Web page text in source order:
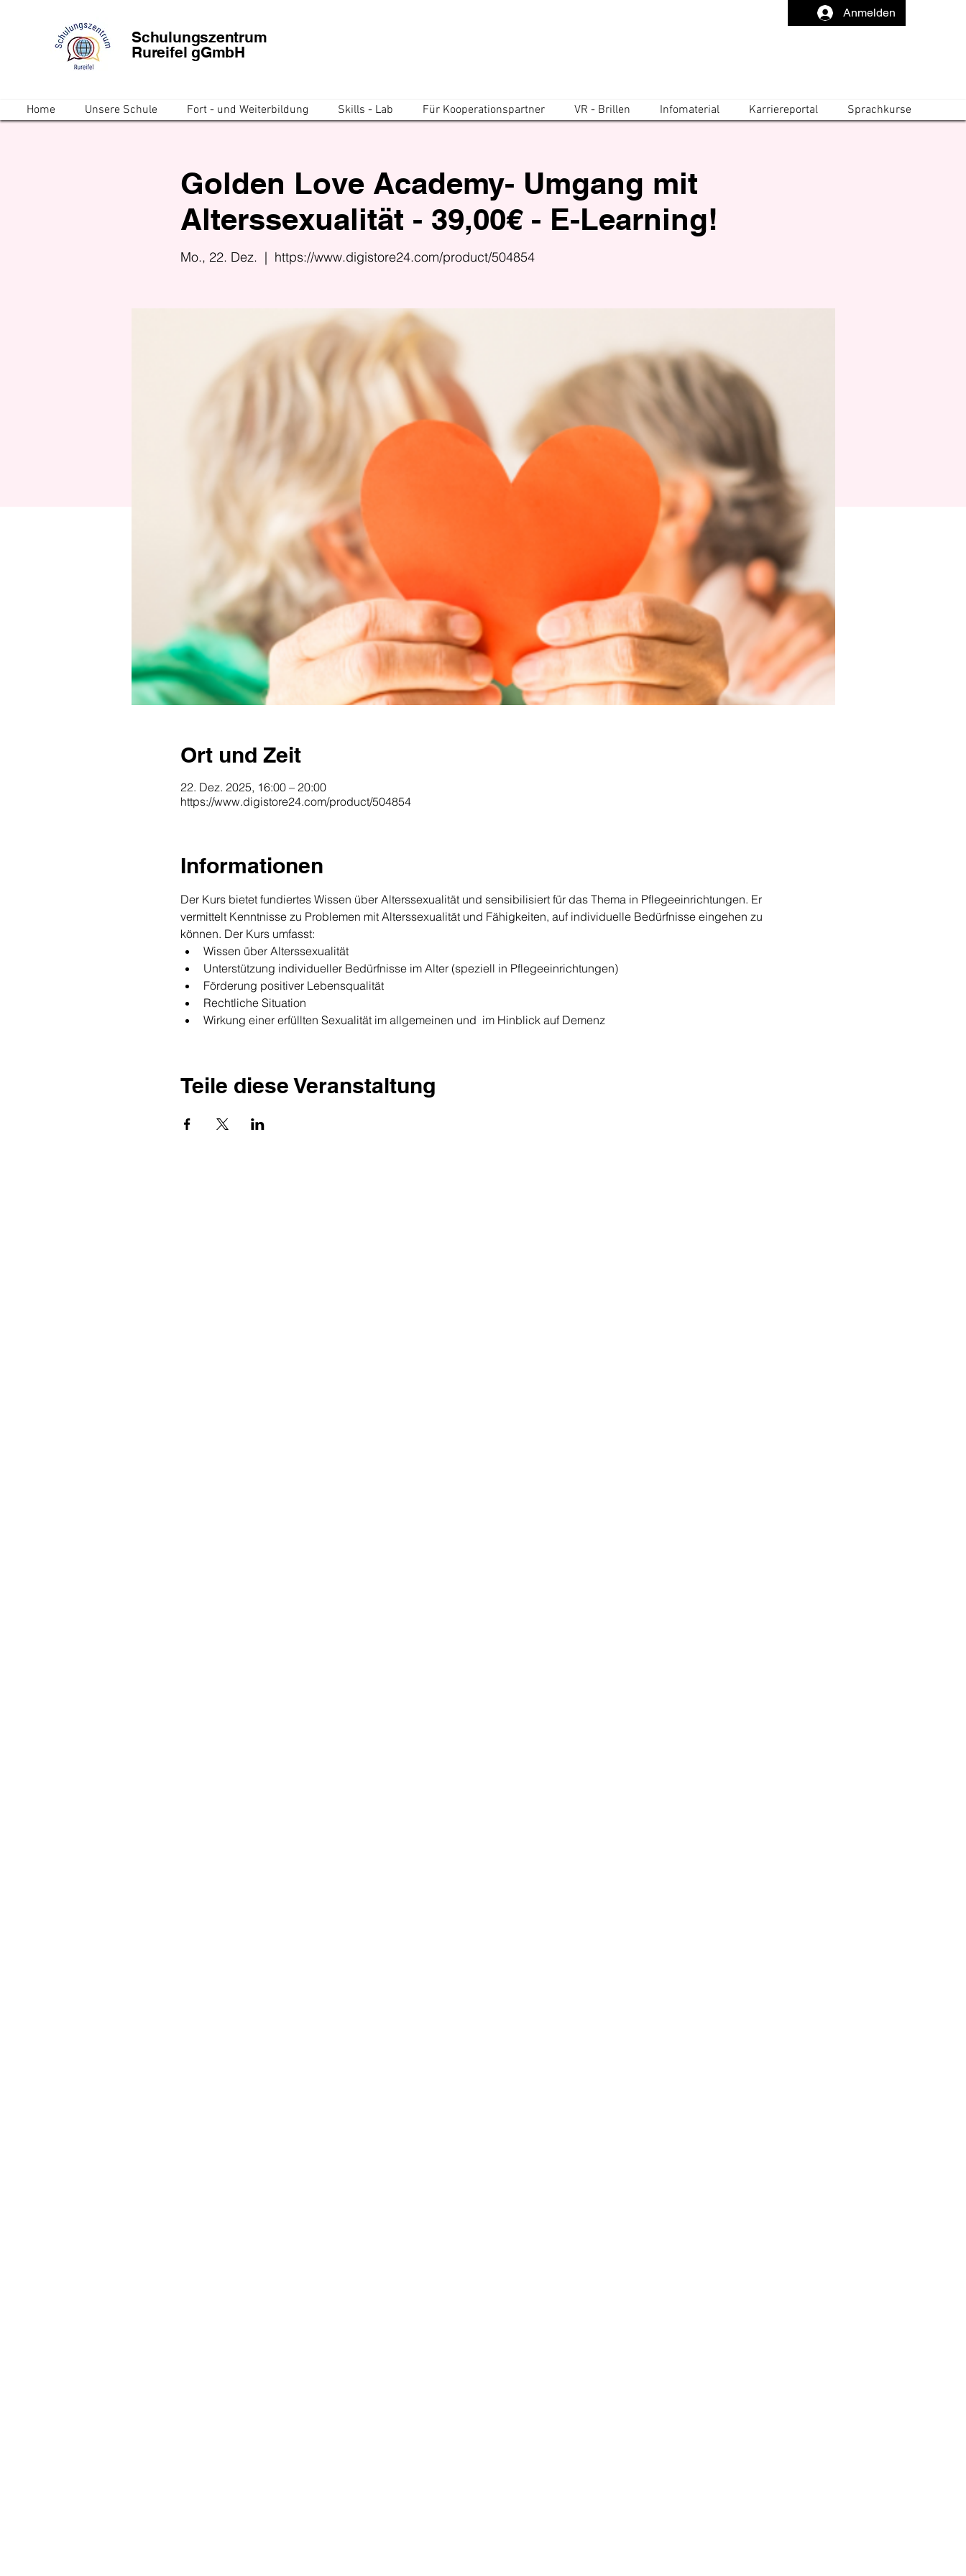
Anmelden
Schulungszentrum
Rureifel gGmbH
Home Unsere Schule Fort - und Weiterbildung Skills - Lab Für Kooperationspartner VR - Brillen Infomaterial Karriereportal Sprachkurse
Golden Love Academy- Umgang mit
Alterssexualität - 39,00€ - E-Learning!
Mo., 22. Dez.
  |
https://www.digistore24.com/product/504854
Ort und Zeit
22. Dez. 2025, 16:00 – 20:00
https://www.digistore24.com/product/504854
Informationen
Der Kurs bietet fundiertes Wissen über Alterssexualität und sensibilisiert für das Thema in Pflegeeinrichtungen. Er
vermittelt Kenntnisse zu Problemen mit Alterssexualität und Fähigkeiten, auf individuelle Bedürfnisse eingehen zu
können. Der Kurs umfasst:
Wissen über Alterssexualität
Unterstützung individueller Bedürfnisse im Alter (speziell in Pflegeeinrichtungen)
Förderung positiver Lebensqualität
Rechtliche Situation
Wirkung einer erfüllten Sexualität im allgemeinen und  im Hinblick auf Demenz
Teile diese Veranstaltung